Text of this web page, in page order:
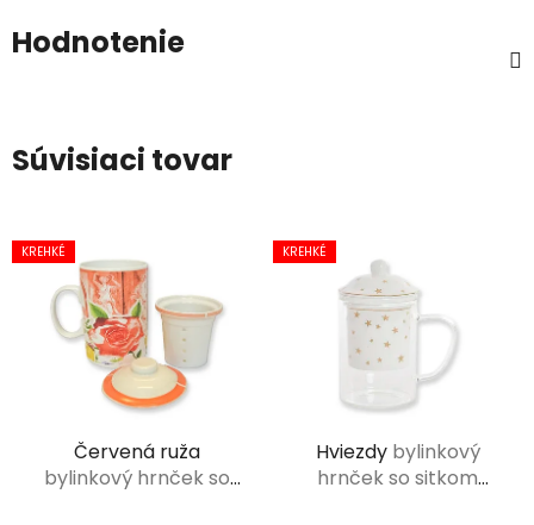
Hodnotenie
Súvisiaci tovar
KREHKÉ
Červená ruža
bylinkový hrnček so
KREHKÉ
Hviezdy bylinkový
hrnček so sitkom